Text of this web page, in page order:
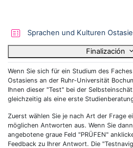
Sprachen und Kulturen
Finalización
Wenn Sie sich für ein Studium des
Ostasiens an der Ruhr-Universität
Ihnen dieser "Test" bei der
gleichzeitig als eine erste
Zuerst wählen Sie je nach Art der Frage
möglichen Antworten aus. Wenn Sie
angebotene graue Feld "PRÜFEN"
Feedback zu Ihrer Antwort. Die